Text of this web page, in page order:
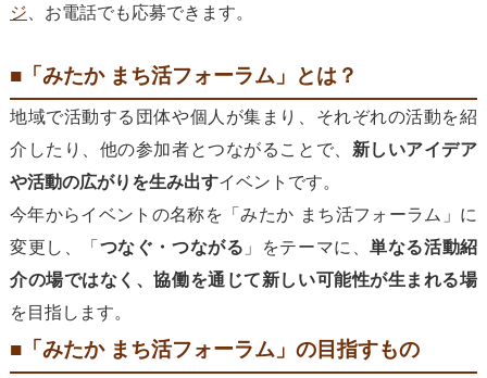
ジ、お電話でも応募できます。
■「みたか まち活フォーラム」とは？
地域で活動する団体や個人が集まり、それぞれの活動を紹
介したり、他の参加者とつながることで、 新しいアイデア
や活動の広がりを生み出すイベントです。
今年からイベントの名称を「みたか まち活フォーラム」に
変更し、「つなぐ・つながる 」をテーマに、単なる活動紹
介の場ではなく、協働を通じて新しい可能性が生まれる場
を目指します。
■「みたか まち活フォーラム」の目指すもの